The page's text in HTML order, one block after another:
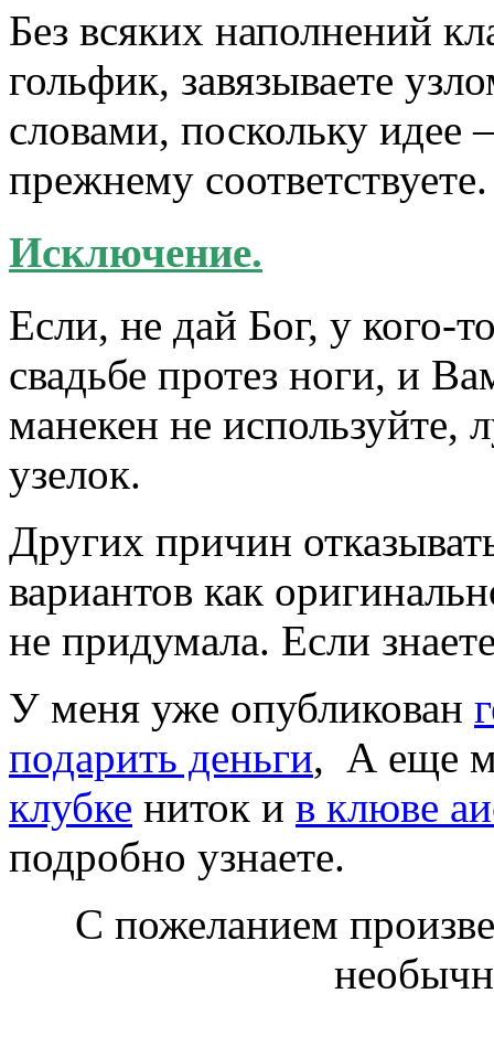
Без всяких наполнений
гольфик, завязываете
словами, поскольку
прежнему соответствуете.
Исключение.
Если, не дай Бог, у кого-
свадьбе протез ноги, и
манекен не используйте,
узелок.
Других причин
вариантов как
не придумала. Если
У меня уже опубликован
подарить деньги, А еще
клубке ниток и в клюве
подробно узнаете.
С пожеланием